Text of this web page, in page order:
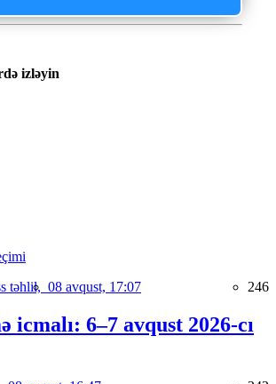
izləyin
təhlil, 08 avqust, 17:07 246
icmalı: 6–7 avqust 2026-cı